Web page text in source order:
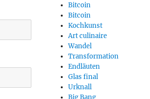
Bitcoin
Bitcoin
Kochkunst
Art culinaire
Wandel
Transformation
Endläuten
Glas final
Urknall
Big Bang